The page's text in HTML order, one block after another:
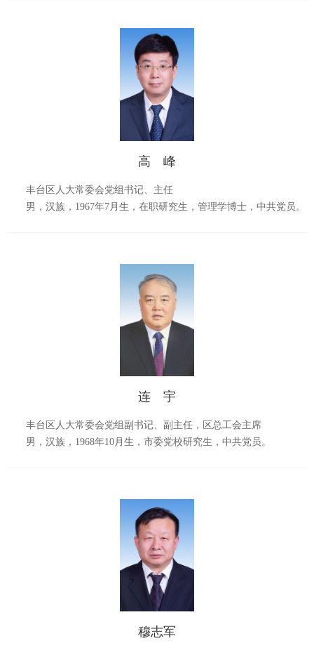
高 峰
丰台区人大常委会党组书记、主任
男，汉族， 1967年7月生，在职研究生，管理学博士，中共党员。
连 宇
丰台区人大常委会党组副书记、副主任，区总工会主席
男，汉族，1968年10月生，市委党校研究生，中共党员。
穆志军